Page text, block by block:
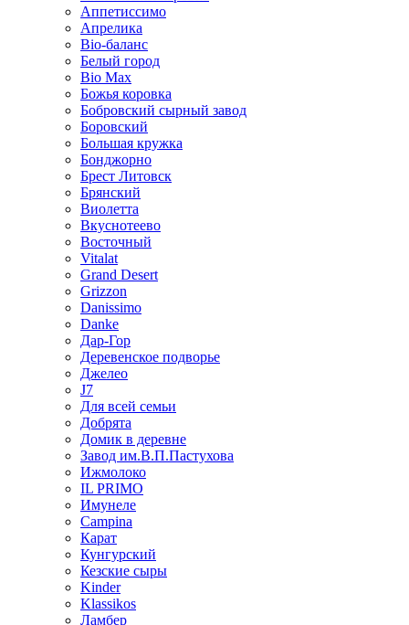
Аппетиссимо
Апрелика
Bio-баланс
Белый город
Bio Max
Божья коровка
Бобровский сырный завод
Боровский
Большая кружка
Бонджорно
Брест Литовск
Брянский
Виолетта
Вкуснотеево
Восточный
Vitalat
Grand Desert
Grizzon
Danissimo
Danke
Дар-Гор
Деревенское подворье
Джелео
J7
Для всей семьи
Добрята
Домик в деревне
Завод им.В.П.Пастухова
Ижмолоко
IL PRIMO
Имунеле
Campina
Карат
Кунгурский
Кезские сыры
Kinder
Klassikos
Ламбер